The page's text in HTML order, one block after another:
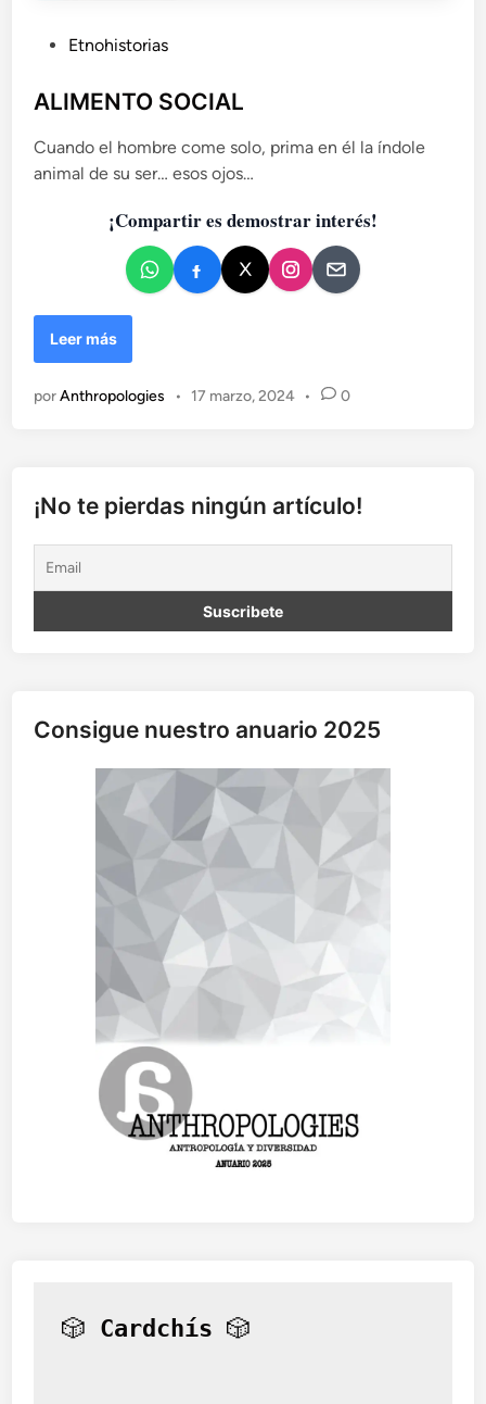
b
i
c
Etnohistorias
ALIMENTO SOCIAL
Cuando el hombre come solo, prima en él la índole
animal de su ser… esos ojos…
¡Compartir es demostrar interés!
A
L
M
O
S
O
C
I
L
Leer más
porAnthropologies • 17 marzo, 2024 • 0
¡No te pierdas ningún artículo!
Consigue nuestro anuario 2025
🎲 Cardchís 🎲